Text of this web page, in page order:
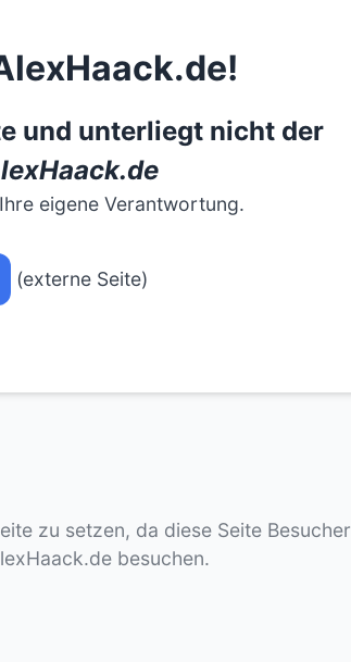
und unterliegt nicht der
eigene Verantwortung.
(externe Seite)
zu setzen, da diese Seite Besucher
besuchen.